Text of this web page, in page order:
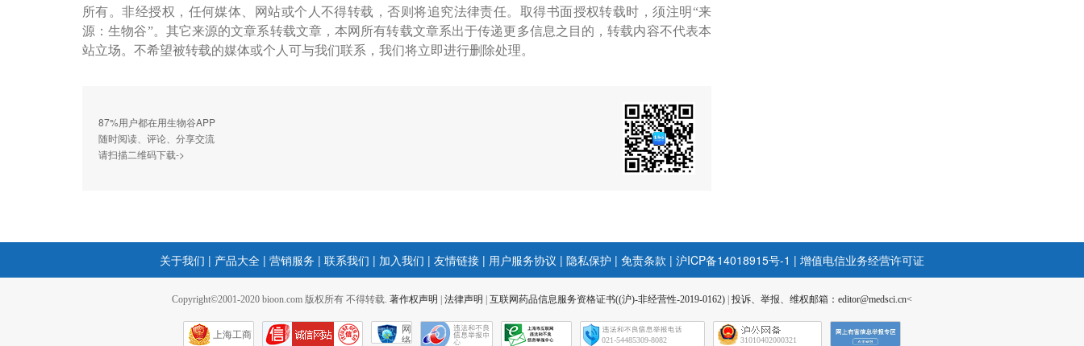
所有。非经授权，任何媒体、网站或个人不得转载，否则将追究法律责任。取得书面授权转载时，须注明“来
源：生物谷”。其它来源的文章系转载文章，本网所有转载文章系出于传递更多信息之目的，转载内容不代表本
站立场。不希望被转载的媒体或个人可与我们联系，我们将立即进行删除处理。
87%用户都在用生物谷APP
随时阅读、评论、分享交流
请扫描二维码下载->
关于我们 | 产品大全 | 营销服务 | 联系我们 | 加入我们 | 友情链接 | 用户服务协议 | 隐私保护 | 免责条款 | 沪ICP备14018915号-1 | 增值电信业务经营许可证
Copyright©2001-2020 bioon.com 版权所有 不得转载. 著作权声明 法律声明 互联网药品信息服务资格证书((沪)-非经营性-2019-0162) 投诉、举报、维权邮箱：editor@medsci.cn<
上海工商
网
络
021-54485309-8082 31010402000321